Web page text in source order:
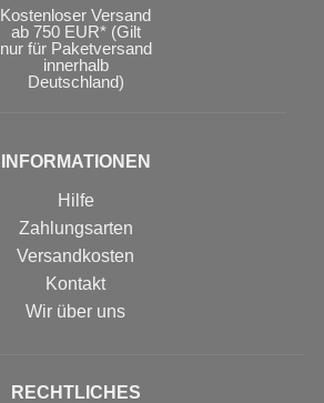
Kostenloser Versand
ab 750 EUR* (Gilt
nur für Paketversand
innerhalb
Deutschland)
INFORMATIONEN
Hilfe
Zahlungsarten
Versandkosten
Kontakt
Wir über uns
RECHTLICHES